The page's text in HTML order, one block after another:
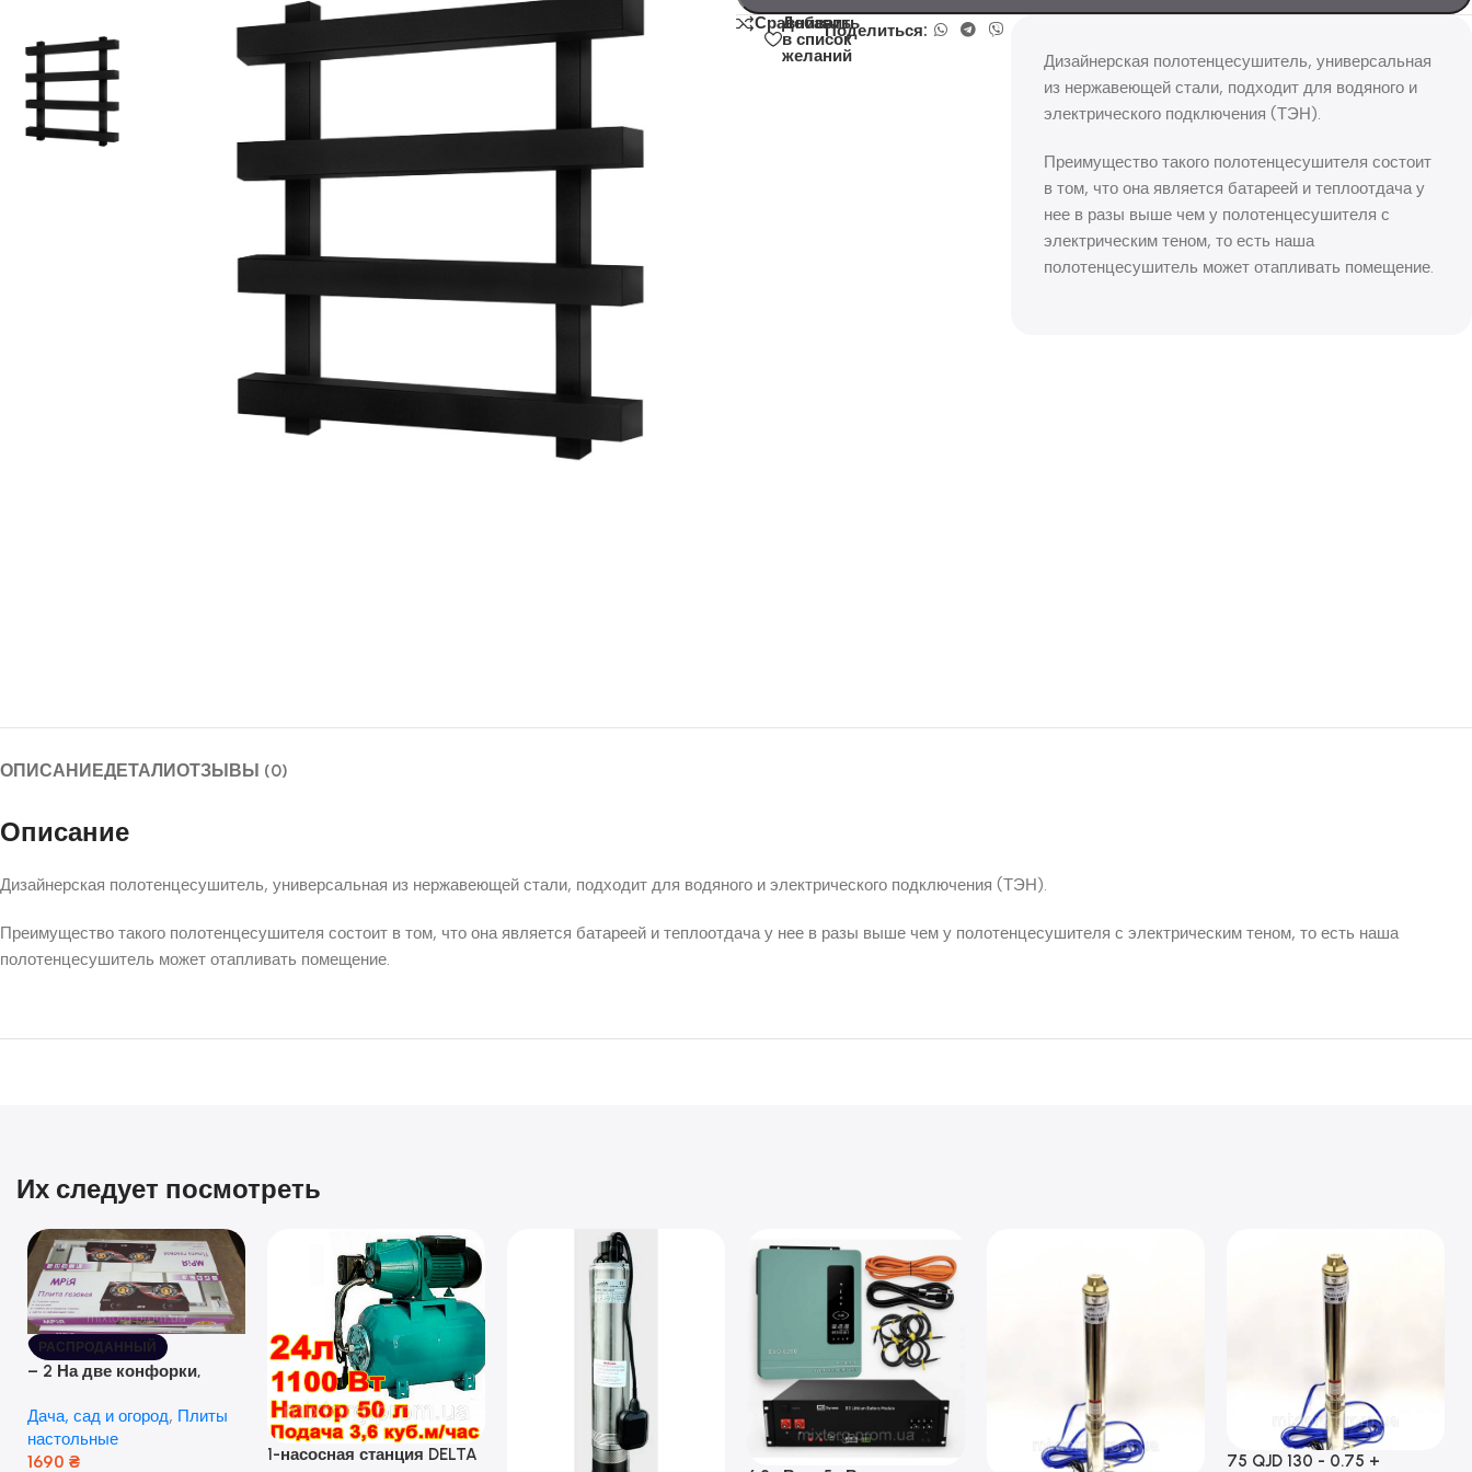
Сравнивать
Добавить
в список
желаний
Поделиться:
Дизайнерская полотенцесушитель, универсальная
из нержавеющей стали, подходит для водяного и
электрического подключения (ТЭН).
Преимущество такого полотенцесушителя состоит
в том, что она является батареей и теплоотдача у
нее в разы выше чем у полотенцесушителя с
электрическим теном, то есть наша
полотенцесушитель может отапливать помещение.
ОПИСАНИЕДЕТАЛИОТЗЫВЫ (0)
Описание
Дизайнерская полотенцесушитель, универсальная из нержавеющей стали, подходит для водяного и электрического подключения (ТЭН).
Преимущество такого полотенцесушителя состоит в том, что она является батареей и теплоотдача у нее в разы выше чем у полотенцесушителя с электрическим теном, то есть наша
полотенцесушитель может отапливать помещение.
Их следует посмотреть
РАСПРОДАННЫЙ
– 2 На две конфорки,
пьезо-разжиганием.
Дача, сад и огород, Плиты
настольные
1690 ₴
1-насосная станция DELTA
75 QJD 130 - 0.75 +